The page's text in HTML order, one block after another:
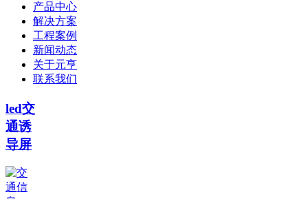
产品中心
解决方案
工程案例
新闻动态
关于元亨
联系我们
led交
通诱
导屏